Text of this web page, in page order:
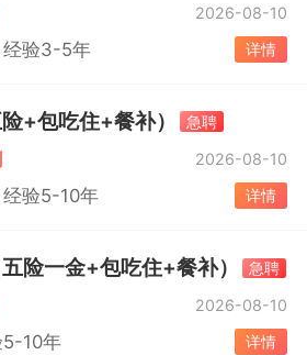
2026-08-10
经验3-5年 详情
+包吃住+餐补） 急聘
2026-08-10
经验5-10年 详情
险一金+包吃住+餐补） 急聘
2026-08-10
10年 详情